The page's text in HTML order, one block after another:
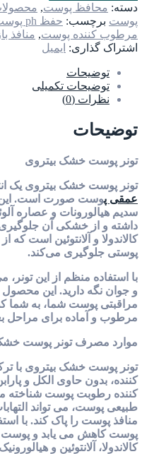
دسته: محافظ پوست,
پوست برچسب: حفظ ph پوست
مرطوب کننده پوست, منافذ باز
اشتراک گذاری: ایمیل
توضیحات
توضیحات تکمیلی
نظرات (0)
توضیحات
تونر پوست خشک بیتروی
تونر پوست خشک بیتروی یک
عمقی پوست صورت است. این
سدیم هیالورونات و عصاره
داشته و از خشکی آن
کالاندولا و آلانتوئین است
پوستی جلوگیری می‌کند.
با استفاده منظم از این تونر،
و جوان نگه دارید. این
مراقبتی پوست شما، به شما
مرطوب و آماده برای مراحل
موارد مصرف تونر پوست
تونر پوست خشک بیتروی با
کننده، بدون حاوی الکل و
طبیعی پوست، می تواند
منافذ پوست را پاک کند. با
پوست کاهش می یابد و پوست
کالاندولا، آلانتوئین و